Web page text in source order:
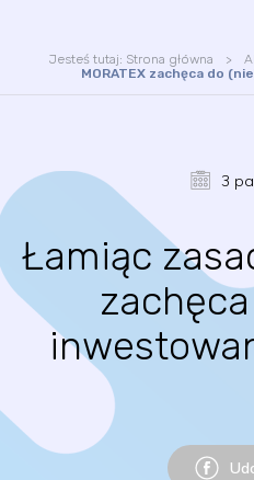
SCIENCE4BUSINESS
Jesteś tutaj: Strona główna
MORATEX zachęca do
3
Łamiąc